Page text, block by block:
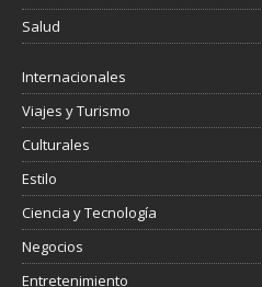
Salud
Internacionales
Viajes y Turismo
Culturales
Estilo
Ciencia y Tecnología
Negocios
Entretenimiento